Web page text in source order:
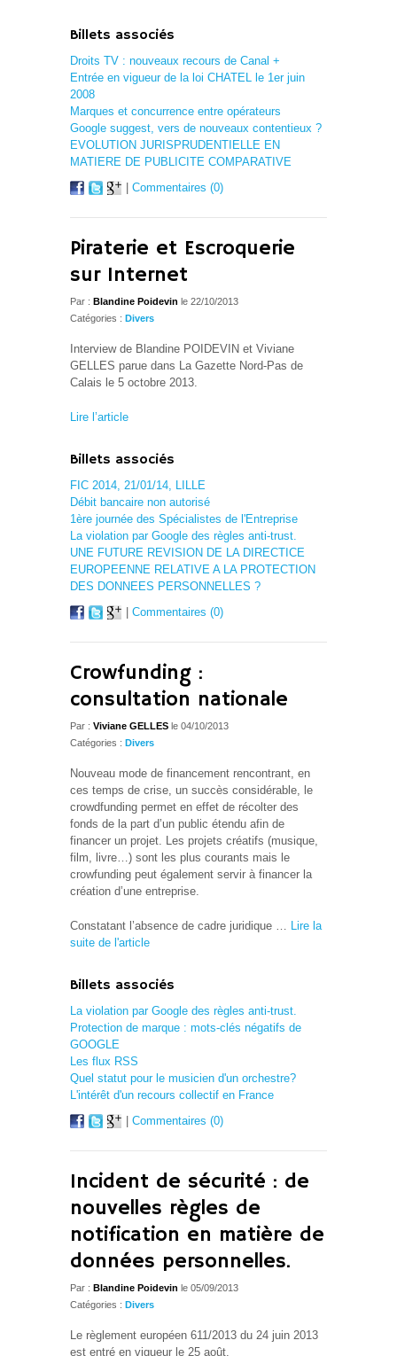
Billets associés
Droits TV : nouveaux recours de Canal +
Entrée en vigueur de la loi CHATEL le 1er juin
2008
Marques et concurrence entre opérateurs
Google suggest, vers de nouveaux contentieux ?
EVOLUTION JURISPRUDENTIELLE EN
MATIERE DE PUBLICITE COMPARATIVE
Commentaires (0)
Piraterie et Escroquerie
sur Internet
Par : Blandine Poidevin le 22/10/2013
Catégories : Divers
Interview de Blandine POIDEVIN et Viviane
GELLES parue dans La Gazette Nord-Pas de
Calais le 5 octobre 2013.
Lire l’article
Billets associés
FIC 2014, 21/01/14, LILLE
Débit bancaire non autorisé
1ère journée des Spécialistes de l'Entreprise
La violation par Google des règles anti-trust.
UNE FUTURE REVISION DE LA DIRECTICE
EUROPEENNE RELATIVE A LA PROTECTION
DES DONNEES PERSONNELLES ?
Commentaires (0)
Crowfunding :
consultation nationale
Par : Viviane GELLES le 04/10/2013
Catégories : Divers
Nouveau mode de financement rencontrant, en
ces temps de crise, un succès considérable, le
crowdfunding permet en effet de récolter des
fonds de la part d’un public étendu afin de
financer un projet. Les projets créatifs (musique,
film, livre…) sont les plus courants mais le
crowfunding peut également servir à financer la
création d’une entreprise.
Constatant l’absence de cadre juridique … Lire la
suite de l'article
Billets associés
La violation par Google des règles anti-trust.
Protection de marque : mots-clés négatifs de
GOOGLE
Les flux RSS
Quel statut pour le musicien d'un orchestre?
L'intérêt d'un recours collectif en France
Commentaires (0)
Incident de sécurité : de
nouvelles règles de
notification en matière de
données personnelles.
Par : Blandine Poidevin le 05/09/2013
Catégories : Divers
Le règlement européen 611/2013 du 24 juin 2013
est entré en vigueur le 25 août.